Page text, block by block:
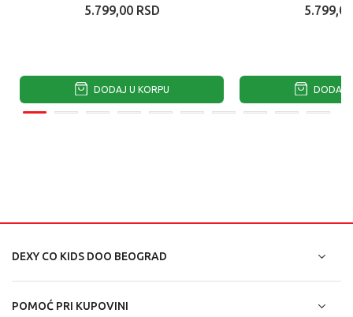
5.799,00 RSD
DODAJ U KORPU
5.799,00
DODAJ
DEXY CO KIDS DOO BEOGRAD
POMOĆ PRI KUPOVINI